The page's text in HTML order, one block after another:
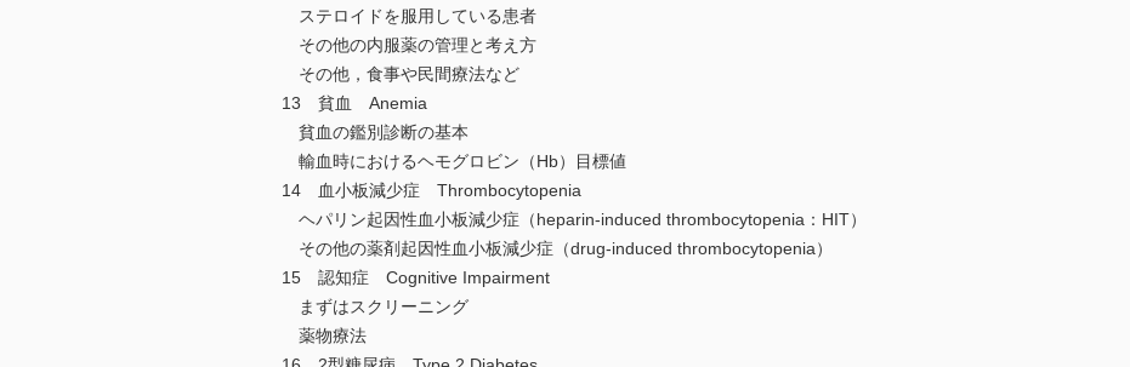
ステロイドを服用している患者
その他の内服薬の管理と考え方
その他，食事や民間療法など
13 貧血 Anemia
貧血の鑑別診断の基本
輸血時におけるヘモグロビン（Hb）目標値
14 血小板減少症 Thrombocytopenia
ヘパリン起因性血小板減少症（heparin-induced thrombocytopenia：HIT）
その他の薬剤起因性血小板減少症（drug-induced thrombocytopenia）
15 認知症 Cognitive Impairment
まずはスクリーニング
薬物療法